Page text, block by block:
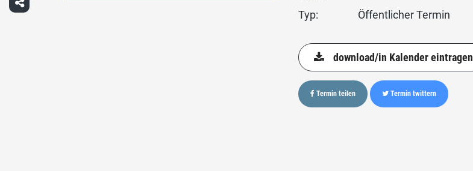
Typ: Öffentlicher Termin
download/in Kalender eintragen
Termin teilen Termin twittern